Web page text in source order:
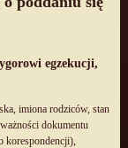
egzekucji,
imiona rodziców, stan
dokumentu
korespondencji),